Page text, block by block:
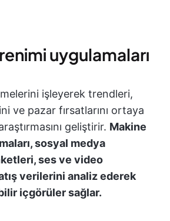
uygulamaları
işleyerek trendleri,
ve pazar fırsatlarını ortaya
geliştirir. Makine
sosyal medya
ses ve video
verilerini analiz ederek
içgörüler sağlar.